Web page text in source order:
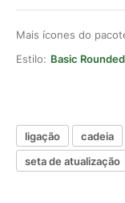
Mais ícones do
Estilo: Basic
ligação cadeia
seta de atualização